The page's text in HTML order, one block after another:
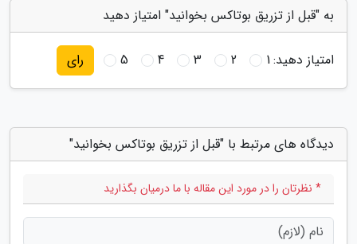
به "قبل از تزریق بوتاکس بخوانید" امتیاز دهید
امتیاز دهید:1
2
3
4
5 رای
دیدگاه های مرتبط با "قبل از تزریق بوتاکس بخوانید"
* نظرتان را در مورد این مقاله با ما درمیان بگذارید